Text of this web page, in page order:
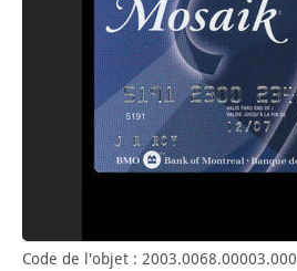
Code de l'objet : 2003.0068.00003.000